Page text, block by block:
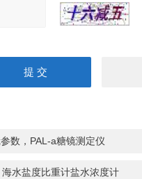
数，PAL-a糖镜测定仪
水盐度比重计盐水浓度计